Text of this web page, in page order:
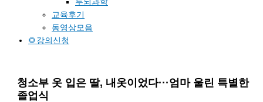
두뇌과학
교육후기
동영상모음
🌻강의신청
청소부 옷 입은 딸, 내옷이었다···엄마 울린 특별한
졸업식